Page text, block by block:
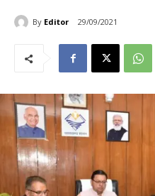
By Editor 29/09/2021